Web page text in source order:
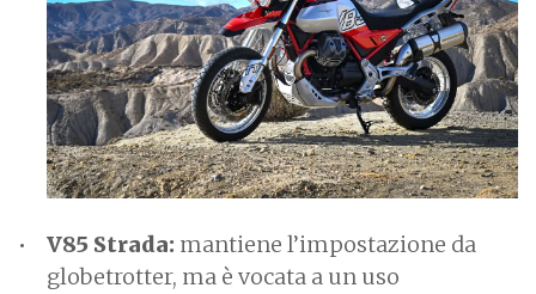
V85 Strada: mantiene l’impostazione da
globetrotter, ma è vocata a un uso